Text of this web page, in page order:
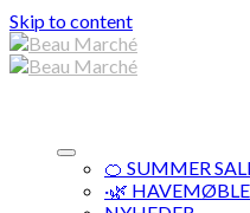
Skip to content
🍊 SUMMER
·🌿